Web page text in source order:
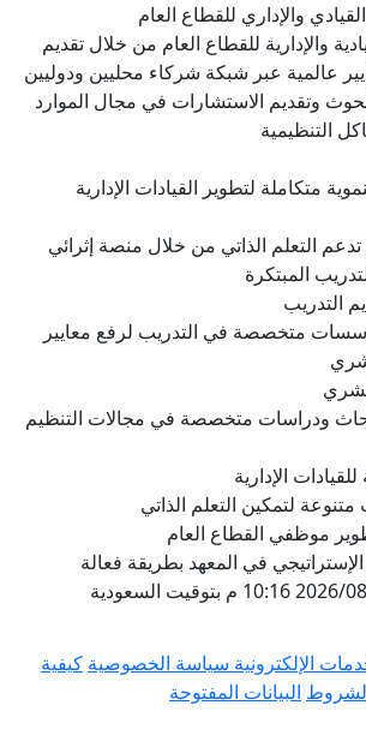
للقطاع العام
للقطاع العام من خلال تقديم
شبكة شركاء محليين ودوليين
في مجال الموارد
القيادات الإدارية
من خلال منصة إثرائي
في التدريب لرفع معايير
متخصصة في مجالات التنظيم
التعلم الذاتي
العام
المعهد بطريقة فعالة
سياسة الخصوصيةكيفية
المفتوحة